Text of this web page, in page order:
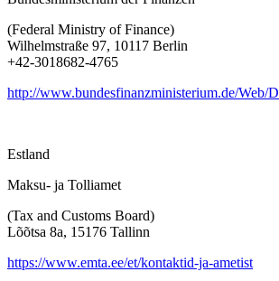
(Federal Ministry of Finance)
Wilhelmstraße 97, 10117 Berlin
+42-3018682-4765
http://www.bundesfinanzministerium.de/Web/
Estland
Maksu- ja Tolliamet
(Tax and Customs Board)
Lõõtsa 8a, 15176 Tallinn
https://www.emta.ee/et/kontaktid-ja-ametist